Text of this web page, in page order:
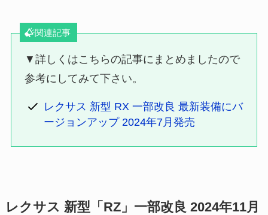
関連記事
▼詳しくはこちらの記事にまとめましたので
参考にしてみて下さい。
レクサス 新型 RX 一部改良 最新装備にバ
ージョンアップ 2024年7月発売
レクサス 新型「RZ」一部改良 2024年11月